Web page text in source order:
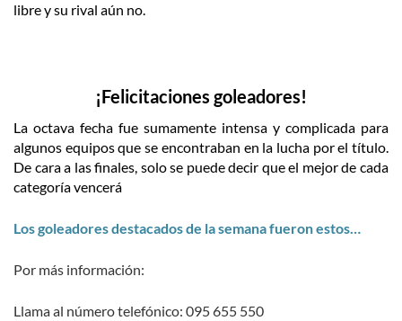
libre y su rival aún no.
¡Felicitaciones goleadores!
La octava fecha fue sumamente intensa y complicada para
algunos equipos que se encontraban en la lucha por el título.
De cara a las finales, solo se puede decir que el mejor de cada
categoría vencerá
Los goleadores destacados de la semana fueron estos…
Por más información:
Llama al número telefónico: 095 655 550